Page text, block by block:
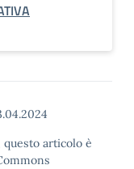
articolo è